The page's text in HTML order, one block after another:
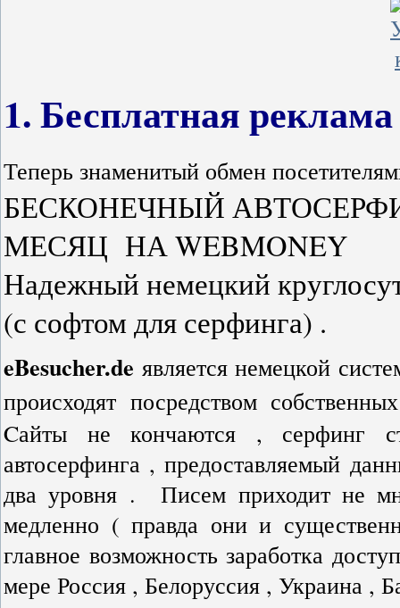
1. Бесплатная реклама
Теперь знаменитый обмен
БЕСКОНЕЧНЫЙ
МЕСЯЦ НА WEBMONEY
Надежный немецкий
(с софтом для серфинга) .
eBesucher.de является немецкой
происходят посредством
Cайты не кончаются , серфинг
автосерфинга , предоставляемый
два уровня . Писем приходит не
медленно ( правда они и
главное возможность заработка
мере Россия , Белоруссия , Украина ,